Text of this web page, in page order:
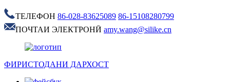
ТЕЛЕФОН 86-028-83625089 86-15108280799
ПОЧТАИ ЭЛЕКТРОНӢ amy.wang@silike.cn
ФИРИСТОДАНИ ДАРХОСТ